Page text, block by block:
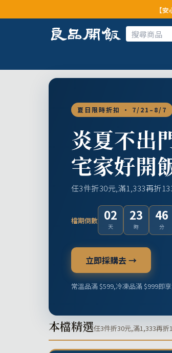
【安心公告】經查證
夏日限時折扣 · 7/21–8/7
炎夏不出
宅家好開
任3件折30元,滿1,333再折
檔期倒數 02
天
23
時
46
分
立即採購去 →
常溫品滿 $599,冷凍品滿 $999即
本檔精選任3件折30元,滿1,333再折